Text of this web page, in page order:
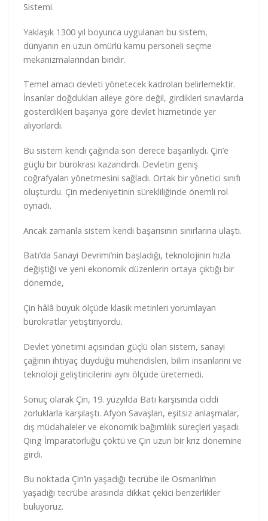
Sistemi.
Yaklaşık 1300 yıl boyunca uygulanan bu sistem,
dünyanın en uzun ömürlü kamu personeli seçme
mekanizmalarından biridir.
Temel amacı devleti yönetecek kadroları belirlemektir.
İnsanlar doğdukları aileye göre değil, girdikleri sınavlarda
gösterdikleri başarıya göre devlet hizmetinde yer
alıyorlardı.
Bu sistem kendi çağında son derece başarılıydı. Çin’e
güçlü bir bürokrasi kazandırdı. Devletin geniş
coğrafyaları yönetmesini sağladı. Ortak bir yönetici sınıfı
oluşturdu. Çin medeniyetinin sürekliliğinde önemli rol
oynadı.
Ancak zamanla sistem kendi başarısının sınırlarına ulaştı.
Batı’da Sanayi Devrimi’nin başladığı, teknolojinin hızla
değiştiği ve yeni ekonomik düzenlerin ortaya çıktığı bir
dönemde,
Çin hâlâ büyük ölçüde klasik metinleri yorumlayan
bürokratlar yetiştiriyordu.
Devlet yönetimi açısından güçlü olan sistem, sanayi
çağının ihtiyaç duyduğu mühendisleri, bilim insanlarını ve
teknoloji geliştiricilerini aynı ölçüde üretemedi.
Sonuç olarak Çin, 19. yüzyılda Batı karşısında ciddi
zorluklarla karşılaştı. Afyon Savaşları, eşitsiz anlaşmalar,
dış müdahaleler ve ekonomik bağımlılık süreçleri yaşadı.
Qing İmparatorluğu çöktü ve Çin uzun bir kriz dönemine
girdi.
Bu noktada Çin’in yaşadığı tecrübe ile Osmanlı’nın
yaşadığı tecrübe arasında dikkat çekici benzerlikler
buluyoruz.